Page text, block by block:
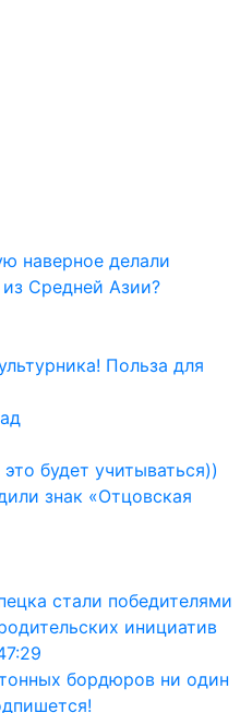
наверное делали
Средней Азии?
Польза для
будет учитываться))
знак «Отцовская
стали победителями
инициатив
бордюров ни один